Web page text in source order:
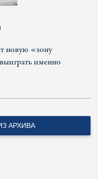
новую «зону
именно
АРХИВА